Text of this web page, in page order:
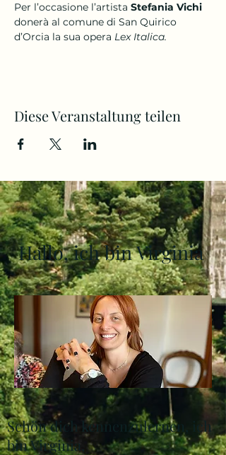
Per l’occasione l’artista Stefania Vichi
donerà al comune di San Quirico
d’Orcia la sua opera Lex Italica.
Diese Veranstaltung teilen
Hallo, ich bin Virginia
Schön dich kennenzulernen, ich
bin Virginia,